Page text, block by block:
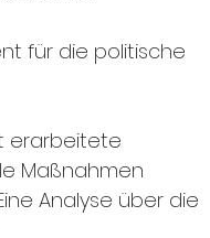
für die politische
erarbeitete
Maßnahmen
Analyse über die